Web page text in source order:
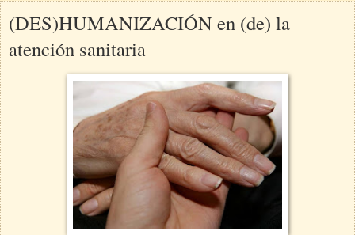
(DES)HUMANIZACIÓN en (de) la
atención sanitaria